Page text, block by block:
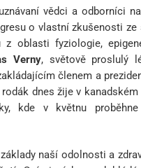
vědci a odborníci
o vlastní zkušenosti ze
oblasti fyziologie,
Verny, světově proslulý
členem a
dnes žije v
kde v květnu proběhne
naší odolnosti a